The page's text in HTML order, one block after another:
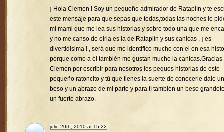
¡ Hola Clemen ! Soy un pequeño admirador de Rataplín y te
este mensaje para que sepas que todas,todas las noches le
mi mami que me lea sus historias y sobre todo una que me
y no me canso de oirla es la de Rataplín y sus canicas , ¡ es
divertidisima ! , será que me identifico mucho con el en esa
porque como a él también me gustan mucho la canicas.Gracias
Clemen por escribir para nosotros los peques historias de este
pequeño ratoncito y tú que tienes la suerte de conocerle dale un
beso y un abrazo de mi parte y para tí también un beso
un fuerte abrazo.
julio 20th, 2010 at 15:22